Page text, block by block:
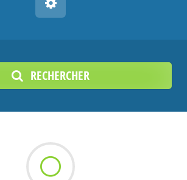
RECHERCHER